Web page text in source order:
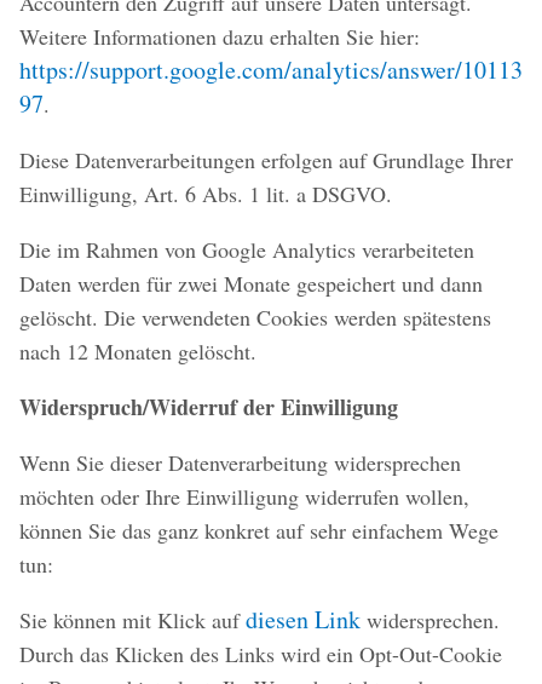
Weitere Informationen dazu erhalten Sie hier:
https://support.google.com/analytics/answer/10113
97.
Diese Datenverarbeitungen erfolgen auf Grundlage Ihrer
Einwilligung, Art. 6 Abs. 1 lit. a DSGVO.
Die im Rahmen von Google Analytics verarbeiteten
Daten werden für zwei Monate gespeichert und dann
gelöscht. Die verwendeten Cookies werden spätestens
nach 12 Monaten gelöscht.
Widerspruch/Widerruf der Einwilligung
Wenn Sie dieser Datenverarbeitung widersprechen
möchten oder Ihre Einwilligung widerrufen wollen,
können Sie das ganz konkret auf sehr einfachem Wege
tun:
Sie können mit Klick aufdiesen Link widersprechen.
Durch das Klicken des Links wird ein Opt-Out-Cookie